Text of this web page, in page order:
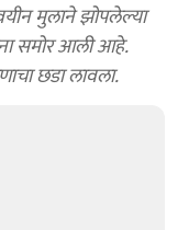
समोर आली आहे.
छडा लावला.